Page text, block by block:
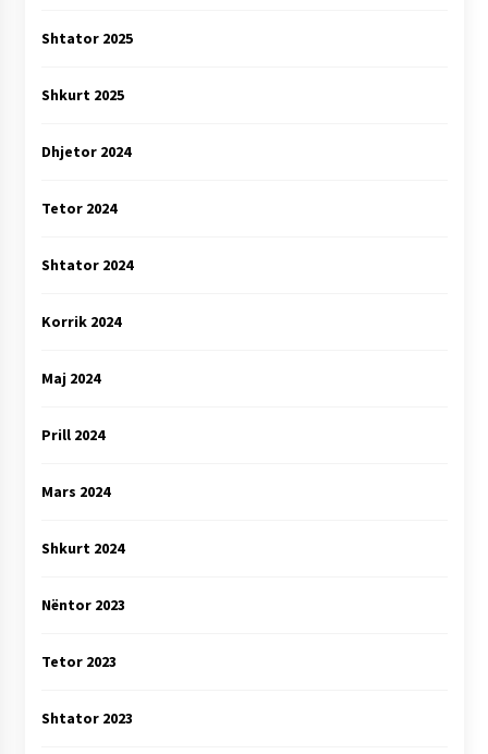
Shtator 2025
Shkurt 2025
Dhjetor 2024
Tetor 2024
Shtator 2024
Korrik 2024
Maj 2024
Prill 2024
Mars 2024
Shkurt 2024
Nëntor 2023
Tetor 2023
Shtator 2023